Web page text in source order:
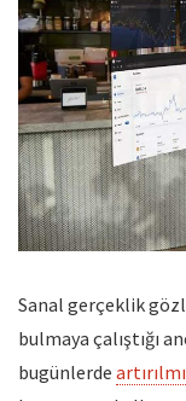
Sanal gerçeklik
bulmaya çalıştığı
bugünlerde